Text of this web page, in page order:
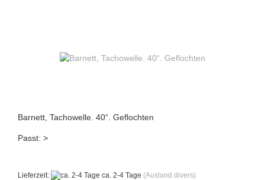
Barnett, Tachowelle. 40“. Geflochten
Passt: >
Lieferzeit: ca. 2-4 Tage (Ausland divers)